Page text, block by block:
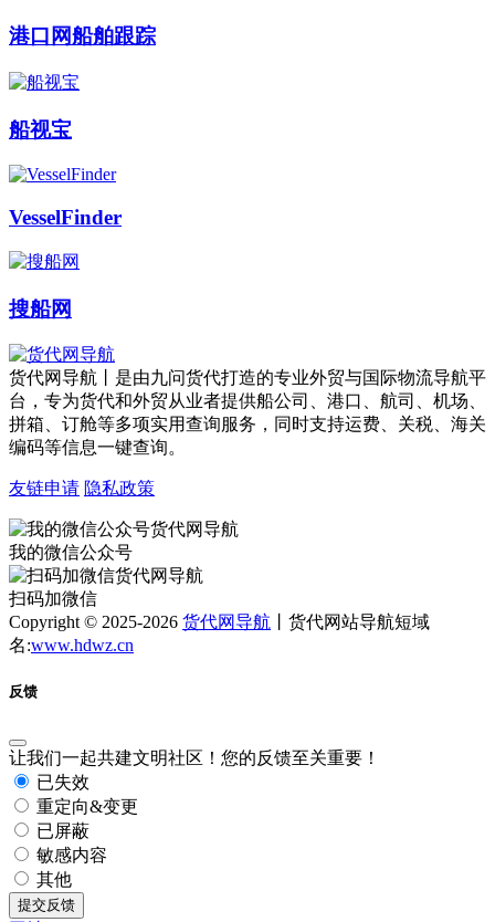
港口网船舶跟踪
船视宝
VesselFinder
搜船网
货代网导航丨是由九问货代打造的专业外贸与国际物流导航平
台，专为货代和外贸从业者提供船公司、港口、航司、机场、
拼箱、订舱等多项实用查询服务，同时支持运费、关税、海关
编码等信息一键查询。
友链申请 隐私政策
我的微信公众号
扫码加微信
Copyright © 2025-2026 货代网导航 丨货代网站导航短域
名:www.hdwz.cn
反馈
让我们一起共建文明社区！您的反馈至关重要！
已失效
重定向&变更
已屏蔽
敏感内容
其他
提交反馈